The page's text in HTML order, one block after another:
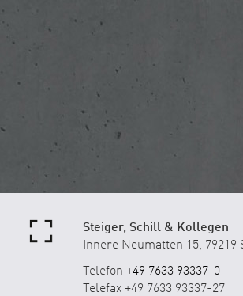
Steiger, Schill & Kollegen
Innere Neumatten 15, 79219
Telefon +49 7633 93337-0
Telefax +49 7633 93337-27